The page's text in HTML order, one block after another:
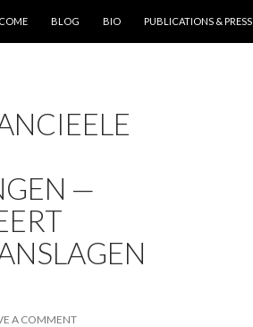
BLOG BIO PUBLICATIONS & PRESS
—
A COMMENT